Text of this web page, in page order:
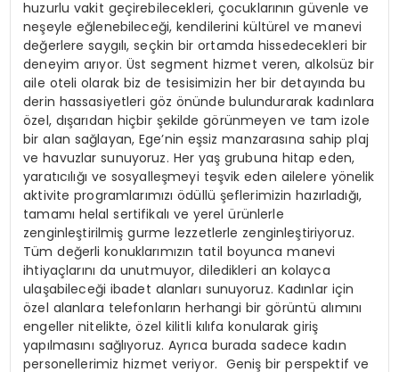
huzurlu vakit geçirebilecekleri, çocuklarının güvenle ve
neşeyle eğlenebileceği, kendilerini kültürel ve manevi
değerlere saygılı, seçkin bir ortamda hissedecekleri bir
deneyim arıyor. Üst segment hizmet veren, alkolsüz bir
aile oteli olarak biz de tesisimizin her bir detayında bu
derin hassasiyetleri göz önünde bulundurarak kadınlara
özel, dışarıdan hiçbir şekilde görünmeyen ve tam izole
bir alan sağlayan, Ege’nin eşsiz manzarasına sahip plaj
ve havuzlar sunuyoruz. Her yaş grubuna hitap eden,
yaratıcılığı ve sosyalleşmeyi teşvik eden ailelere yönelik
aktivite programlarımızı ödüllü şeflerimizin hazırladığı,
tamamı helal sertifikalı ve yerel ürünlerle
zenginleştirilmiş gurme lezzetlerle zenginleştiriyoruz.
Tüm değerli konuklarımızın tatil boyunca manevi
ihtiyaçlarını da unutmuyor, diledikleri an kolayca
ulaşabileceği ibadet alanları sunuyoruz. Kadınlar için
özel alanlara telefonların herhangi bir görüntü alımını
engeller nitelikte, özel kilitli kılıfa konularak giriş
yapılmasını sağlıyoruz. Ayrıca burada sadece kadın
personellerimiz hizmet veriyor. Geniş bir perspektif ve